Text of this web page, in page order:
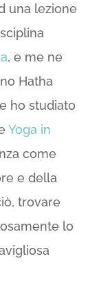
una lezione
, e me ne
Hatha
ho studiato
Yoga in
come
e della
trovare
lo